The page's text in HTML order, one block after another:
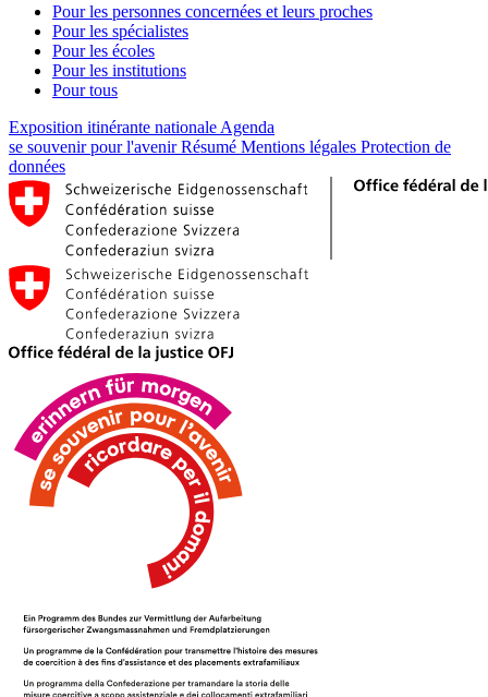
Pour les personnes concernées et leurs proches
Pour les spécialistes
Pour les écoles
Pour les institutions
Pour tous
Exposition itinérante nationale Agenda
se souvenir pour l'avenirRésumé Mentions légales Protection de
données